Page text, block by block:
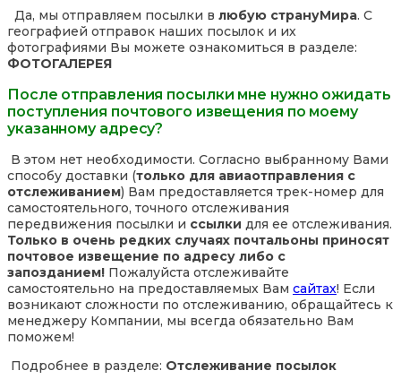
Да, мы отправляем посылки в любую странуМира. С
географией отправок наших посылок и их
фотографиями Вы можете ознакомиться в разделе:
ФОТОГАЛЕРЕЯ
После отправления посылки мне нужно ожидать
поступления почтового извещения по моему
указанному адресу?
В этом нет необходимости. Согласно выбранному Вами
способу доставки (только для авиаотправления с
отслеживанием) Вам предоставляется трек-номер для
самостоятельного, точного отслеживания
передвижения посылки и ссылки для ее отслеживания.
Только в очень редких случаях почтальоны приносят
почтовое извещение по адресу либо с
запозданием! Пожалуйста отслеживайте
самостоятельно на предоставляемых Вам сайтах! Если
возникают сложности по отслеживанию, обращайтесь к
менеджеру Компании, мы всегда обязательно Вам
поможем!
Подробнее в разделе: Отслеживание посылок